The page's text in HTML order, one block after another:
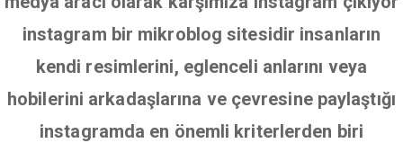
instagram bir mikroblog sitesidir insanların
kendi resimlerini, eglenceli anlarını veya
hobilerini arkadaşlarına ve çevresine paylaştığı
instagramda en önemli kriterlerden biri